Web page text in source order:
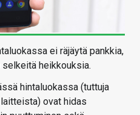
ei räjäytä pankkia,
heikkouksia.
hintaluokassa (tuttuja
ovat hidas